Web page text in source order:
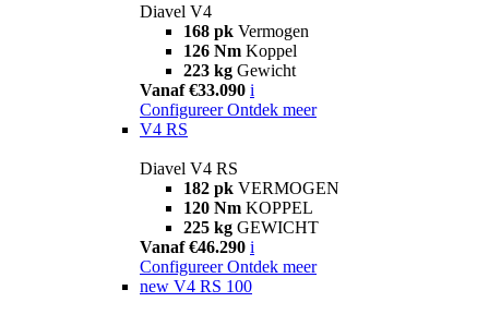
Diavel V4
168 pk Vermogen
126 Nm Koppel
223 kg Gewicht
Vanaf €33.090 i
Configureer Ontdek meer
V4 RS
Diavel V4 RS
182 pk VERMOGEN
120 Nm KOPPEL
225 kg GEWICHT
Vanaf €46.290 i
Configureer Ontdek meer
new V4 RS 100